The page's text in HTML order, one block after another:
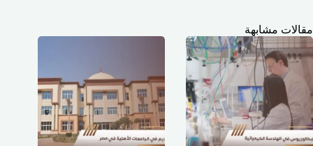
مقالات مشابهة